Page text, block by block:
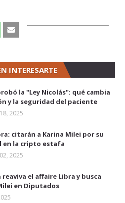
INTERESARTE
la "Ley Nicolás": qué cambia
y la seguridad del paciente
2025
citarán a Karina Milei por su
en la cripto estafa
2025
el affaire Libra y busca
en Diputados